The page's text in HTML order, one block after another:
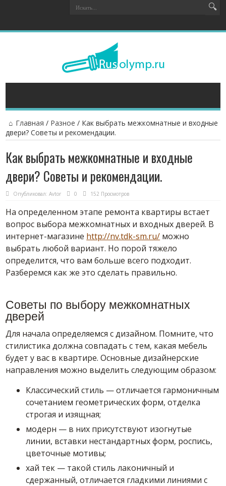
Главная / Разное / Как выбрать межкомнатные и входные
двери? Советы и рекомендации.
Как выбрать межкомнатные и входные
двери? Советы и рекомендации.
Опубликовал:Avtor 0 152 Просмотров
На определенном этапе ремонта квартиры встает
вопрос выбора межкомнатных и входных дверей. В
интернет-магазине http://nv.tdk-sm.ru/ можно
выбрать любой вариант. Но порой тяжело
определится, что вам больше всего подходит.
Разберемся как же это сделать правильно.
Советы по выбору межкомнатных
дверей
Для начала определяемся с дизайном. Помните, что
стилистика должна совпадать с тем, какая мебель
будет у вас в квартире. Основные дизайнерские
направления можно выделить следующим образом:
Классический стиль — отличается гармоничным
сочетанием геометрических форм, отделка
строгая и изящная;
модерн — в них присутствуют изогнутые
линии, вставки нестандартных форм, роспись,
цветочные мотивы;
хай тек — такой стиль лаконичный и
сдержанный, отличается гладкими линиями с